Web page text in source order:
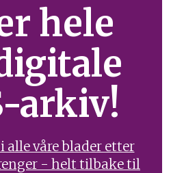
hele
arkiv!
alle våre blader etter
- helt tilbake til